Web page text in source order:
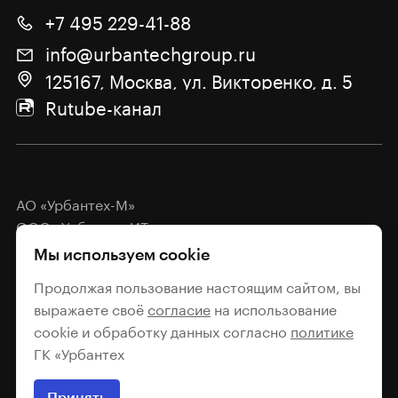
+7 495 229-41-88
info@urbantechgroup.ru
125167, Москва, ул. Викторенко, д. 5
Rutube-канал
АО «Урбантех-М»
ООО «Урбантех-ИТ»
Политика обработки
персональных данных
Согласие на обработку
персональных данных
Мы используем cookie
Продолжая пользование настоящим сайтом, вы
выражаете своё согласиена использование
cookie и обработку данных согласно политике
ГК «Урбантех